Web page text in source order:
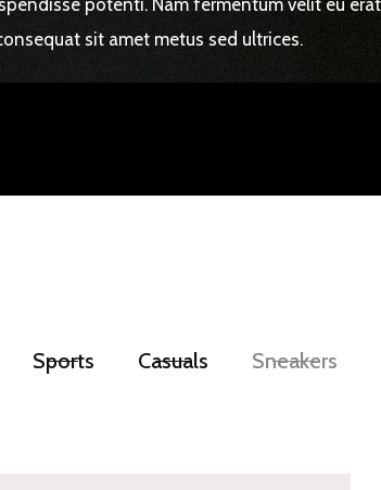
potenti. Nam fermentum velit eu
sit amet metus sed ultrices.
Sports Casuals Sneakers